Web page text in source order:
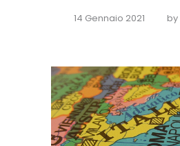
14 Gennaio 2021 by